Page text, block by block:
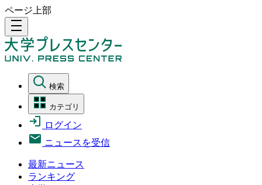
ページ上部
density_medium
検索
カテゴリ
ログイン
ニュースを受信
最新ニュース
ランキング